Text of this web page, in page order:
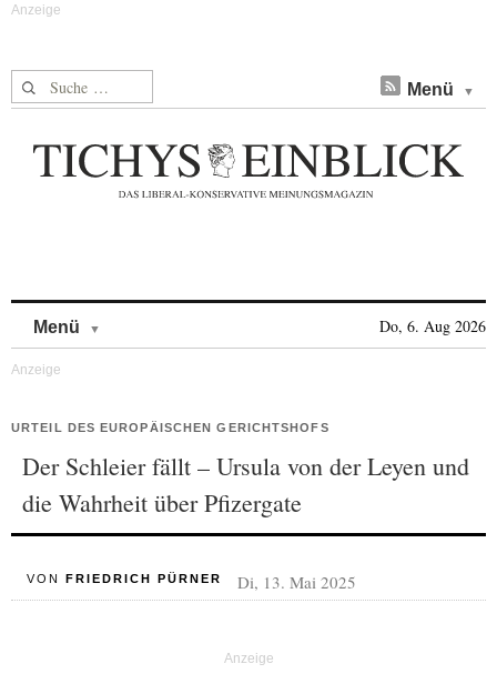
Suche nach: Menü
Menü Do, 6. Aug 2026
URTEIL DES EUROPÄISCHEN GERICHTSHOFS
Der Schleier fällt – Ursula von der Leyen und
die Wahrheit über Pfizergate
VON FRIEDRICH PÜRNER Di, 13. Mai 2025